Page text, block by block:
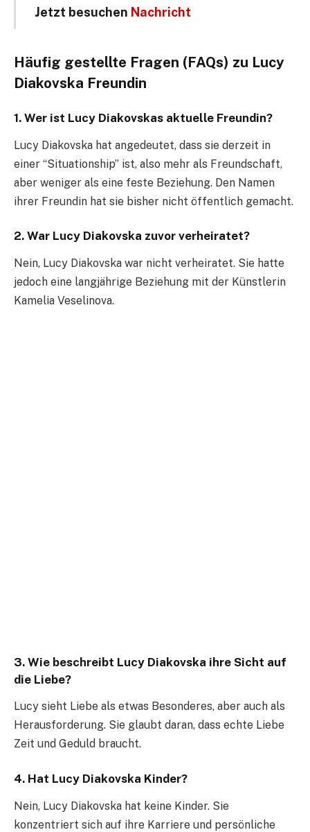
Jetzt besuchen Nachricht
Häufig gestellte Fragen (FAQs) zu Lucy
Diakovska Freundin
1. Wer ist Lucy Diakovskas aktuelle Freundin?
Lucy Diakovska hat angedeutet, dass sie derzeit in
einer “Situationship” ist, also mehr als Freundschaft,
aber weniger als eine feste Beziehung. Den Namen
ihrer Freundin hat sie bisher nicht öffentlich gemacht.
2. War Lucy Diakovska zuvor verheiratet?
Nein, Lucy Diakovska war nicht verheiratet. Sie hatte
jedoch eine langjährige Beziehung mit der Künstlerin
Kamelia Veselinova.
3. Wie beschreibt Lucy Diakovska ihre Sicht auf
die Liebe?
Lucy sieht Liebe als etwas Besonderes, aber auch als
Herausforderung. Sie glaubt daran, dass echte Liebe
Zeit und Geduld braucht.
4. Hat Lucy Diakovska Kinder?
Nein, Lucy Diakovska hat keine Kinder. Sie
konzentriert sich auf ihre Karriere und persönliche